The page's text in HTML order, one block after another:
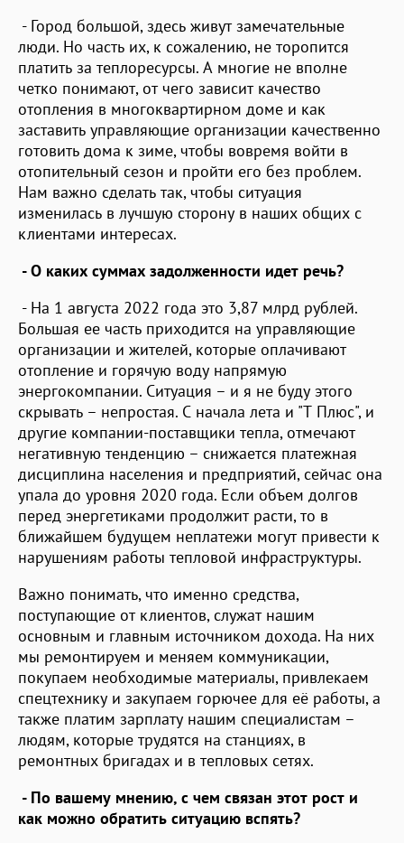
- Город большой, здесь живут замечательные
люди. Но часть их, к сожалению, не торопится
платить за теплоресурсы. А многие не вполне
четко понимают, от чего зависит качество
отопления в многоквартирном доме и как
заставить управляющие организации качественно
готовить дома к зиме, чтобы вовремя войти в
отопительный сезон и пройти его без проблем.
Нам важно сделать так, чтобы ситуация
изменилась в лучшую сторону в наших общих с
клиентами интересах.
- О каких суммах задолженности идет речь?
- На 1 августа 2022 года это 3,87 млрд рублей.
Большая ее часть приходится на управляющие
организации и жителей, которые оплачивают
отопление и горячую воду напрямую
энергокомпании. Ситуация – и я не буду этого
скрывать – непростая. С начала лета и "Т Плюс", и
другие компании-поставщики тепла, отмечают
негативную тенденцию – снижается платежная
дисциплина населения и предприятий, сейчас она
упала до уровня 2020 года. Если объем долгов
перед энергетиками продолжит расти, то в
ближайшем будущем неплатежи могут привести к
нарушениям работы тепловой инфраструктуры.
Важно понимать, что именно средства,
поступающие от клиентов, служат нашим
основным и главным источником дохода. На них
мы ремонтируем и меняем коммуникации,
покупаем необходимые материалы, привлекаем
спецтехнику и закупаем горючее для её работы, а
также платим зарплату нашим специалистам –
людям, которые трудятся на станциях, в
ремонтных бригадах и в тепловых сетях.
- По вашему мнению, с чем связан этот рост и
как можно обратить ситуацию вспять?